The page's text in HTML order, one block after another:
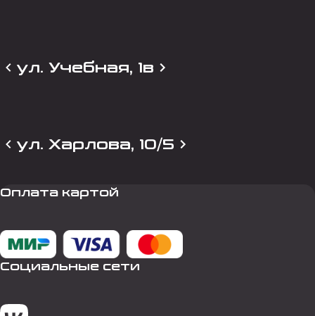
ул. Учебная, 1в
ул. Харлова, 10/5
Оплата картой
Социальные сети